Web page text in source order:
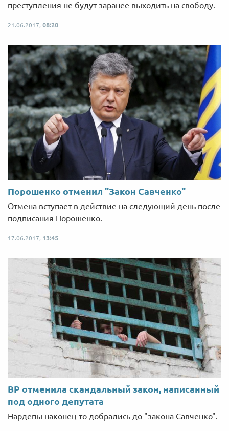
преступления не будут заранее выходить на свободу.
21.06.2017, 08:20
Порошенко отменил "Закон Савченко"
Отмена вступает в действие на следующий день после
подписания Порошенко.
17.06.2017, 13:45
ВР отменила скандальный закон, написанный
под одного депутата
Нардепы наконец-то добрались до "закона Савченко".